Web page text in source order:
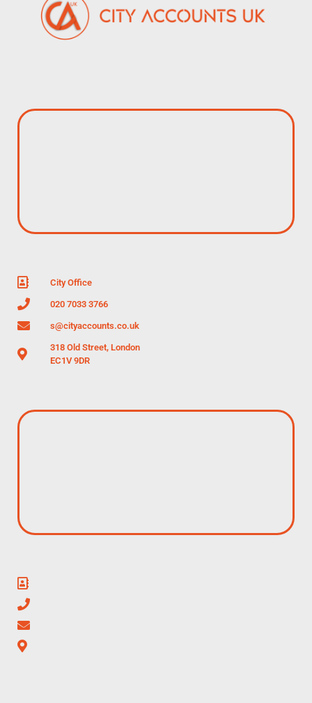
City Office
020 7033 3766
s@cityaccounts.co.uk
318 Old Street, London
EC1V 9DR